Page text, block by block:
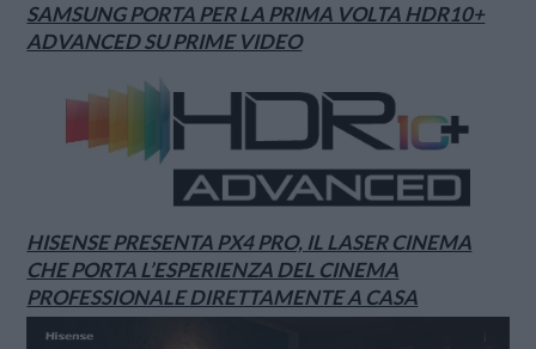
SAMSUNG PORTA PER LA PRIMA VOLTA HDR10+
ADVANCED SU PRIME VIDEO
HISENSE PRESENTA PX4 PRO, IL LASER CINEMA
CHE PORTA L’ESPERIENZA DEL CINEMA
PROFESSIONALE DIRETTAMENTE A CASA